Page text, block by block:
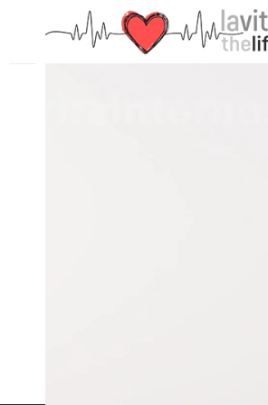
PRECEDENTE: MOON, DO NOT HIDE